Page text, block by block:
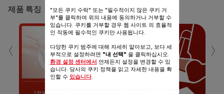
제품 특징
‹ ›
"모든 쿠키 수락" 또는 "필수적이지 않은 쿠키 거
부"를 클릭하여 위의 내용에 동의하거나 거부할 수
있습니다. 쿠키를 거부할 경우 웹 사이트 의 효율적
인 작동에 필수적인 쿠키만 사용됩니다.
다양한 쿠키 범주에 대해 자세히 알아보고, 보다 세
부적으로 설정하려면 "내 선택" 을 클릭하십시오.
환경 설정 센터에서 언제든지 설정을 변경할 수 있
습니다. 당사의 쿠키 정책을 읽고 자세한 내용을 확
인할 수 있습니다.